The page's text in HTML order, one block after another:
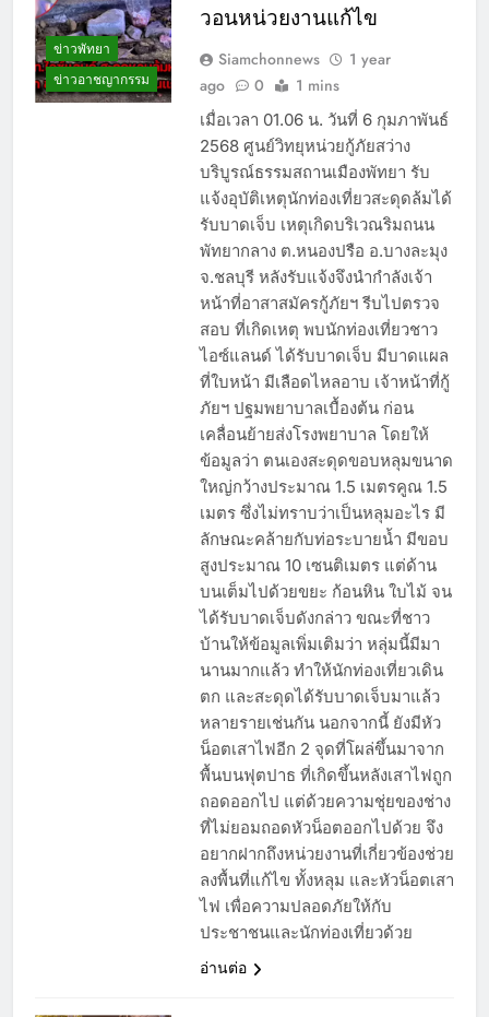
ข่าวพัทยา
ข่าวอาชญากรรม
วอนหน่วยงานแก้ไข
Siamchonnews
1 year
ago
0 1 mins
เมื่อเวลา 01.06 น. วันที่ 6 กุมภาพันธ์
2568 ศูนย์วิทยุหน่วยกู้ภัยสว่าง
บริบูรณ์ธรรมสถานเมืองพัทยา รับ
แจ้งอุบัติเหตุนักท่องเที่ยวสะดุดล้มได้
รับบาดเจ็บ เหตุเกิดบริเวณริมถนน
พัทยากลาง ต.หนองปรือ อ.บางละมุง
จ.ชลบุรี หลังรับแจ้งจึงนำกำลังเจ้า
หน้าที่อาสาสมัครกู้ภัยฯ รีบไปตรวจ
สอบ ที่เกิดเหตุ พบนักท่องเที่ยวชาว
ไอซ์แลนด์ ได้รับบาดเจ็บ มีบาดแผล
ที่ใบหน้า มีเลือดไหลอาบ เจ้าหน้าที่กู้
ภัยฯ ปฐมพยาบาลเบื้องต้น ก่อน
เคลื่อนย้ายส่งโรงพยาบาล โดยให้
ข้อมูลว่า ตนเองสะดุดขอบหลุมขนาด
ใหญ่กว้างประมาณ 1.5 เมตรคูณ 1.5
เมตร ซึ่งไม่ทราบว่าเป็นหลุมอะไร มี
ลักษณะคล้ายกับท่อระบายน้ำ มีขอบ
สูงประมาณ 10 เซนติเมตร แต่ด้าน
บนเต็มไปด้วยขยะ ก้อนหิน ใบไม้ จน
ได้รับบาดเจ็บดังกล่าว ขณะที่ชาว
บ้านให้ข้อมูลเพิ่มเติมว่า หลุ่มนี้มีมา
นานมากแล้ว ทำให้นักท่องเที่ยวเดิน
ตก และสะดุดได้รับบาดเจ็บมาแล้ว
หลายรายเช่นกัน นอกจากนี้ ยังมีหัว
น็อตเสาไฟอีก 2 จุดที่โผล่ขึ้นมาจาก
พื้นบนฟุตปาธ ที่เกิดขึ้นหลังเสาไฟถูก
ถอดออกไป แต่ด้วยความชุ่ยของช่าง
ที่ไม่ยอมถอดหัวน็อตออกไปด้วย จึง
อยากฝากถึงหน่วยงานที่เกี่ยวข้องช่วย
ลงพื้นที่แก้ไข ทั้งหลุม และหัวน็อตเสา
ไฟ เพื่อความปลอดภัยให้กับ
ประชาชนและนักท่องเที่ยวด้วย
อ่านต่อ